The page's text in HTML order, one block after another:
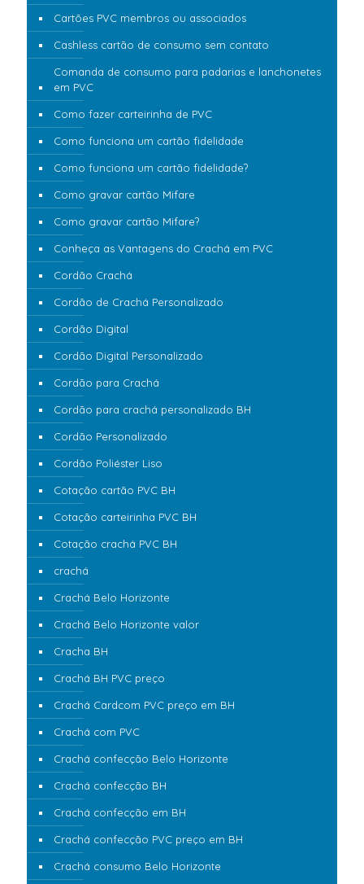
Cartões PVC membros ou associados
Cashless cartão de consumo sem contato
Comanda de consumo para padarias e lanchonetes
em PVC
Como fazer carteirinha de PVC
Como funciona um cartão fidelidade
Como funciona um cartão fidelidade?
Como gravar cartão Mifare
Como gravar cartão Mifare?
Conheça as Vantagens do Crachá em PVC
Cordão Crachá
Cordão de Crachá Personalizado
Cordão Digital
Cordão Digital Personalizado
Cordão para Crachá
Cordão para crachá personalizado BH
Cordão Personalizado
Cordão Poliéster Liso
Cotação cartão PVC BH
Cotação carteirinha PVC BH
Cotação crachá PVC BH
crachá
Crachá Belo Horizonte
Crachá Belo Horizonte valor
Cracha BH
Crachá BH PVC preço
Crachá Cardcom PVC preço em BH
Crachá com PVC
Crachá confecção Belo Horizonte
Crachá confecção BH
Crachá confecção em BH
Crachá confecção PVC preço em BH
Crachá consumo Belo Horizonte